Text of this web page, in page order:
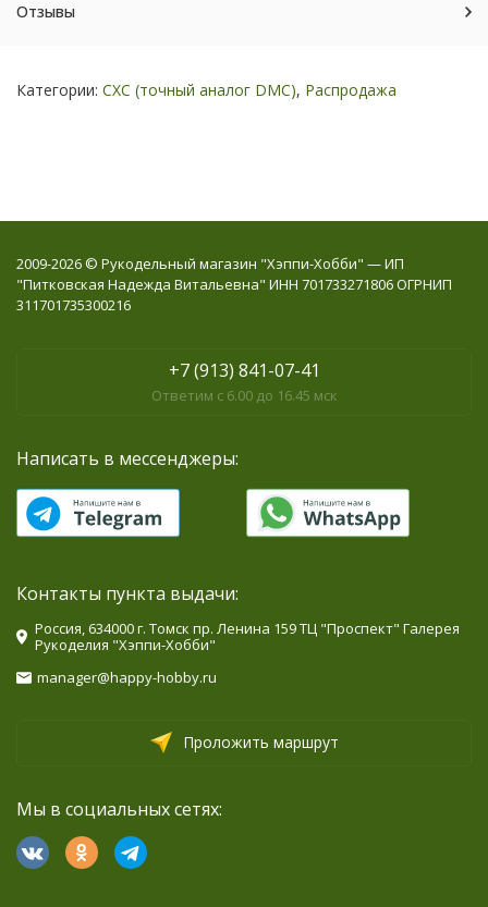
Отзывы
Категории: СХС (точный аналог DMC), Распродажа
2009-2026 © Рукодельный магазин "Хэппи-Хобби" — ИП
"Питковская Надежда Витальевна" ИНН 701733271806 ОГРНИП
311701735300216
+7 (913) 841-07-41
Ответим с 6.00 до 16.45 мск
Написать в мессенджеры:
Контакты пункта выдачи:
Россия, 634000 г. Томск пр. Ленина 159 ТЦ "Проспект" Галерея
Рукоделия "Хэппи-Хобби"
manager@happy-hobby.ru
Проложить маршрут
Мы в социальных сетях: